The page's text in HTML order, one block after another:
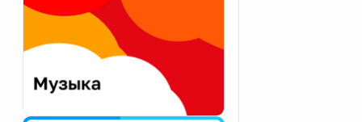
Екатеринбург
Калининград
Калуга